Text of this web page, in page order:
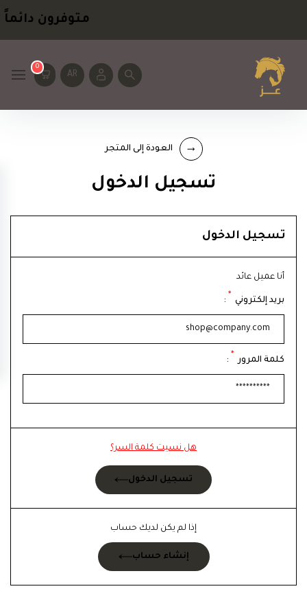
متوفرون دائماً
AR
0
العودة إلى المتجر
تسجيل الدخول
تسجيل الدخول
أنا عميل عائد
بريد إلكتروني *
:
كلمة المرور *
:
هل نسيت كلمة السر؟
تسجيل الدخول
إذا لم يكن لديك حساب
إنشاء حساب